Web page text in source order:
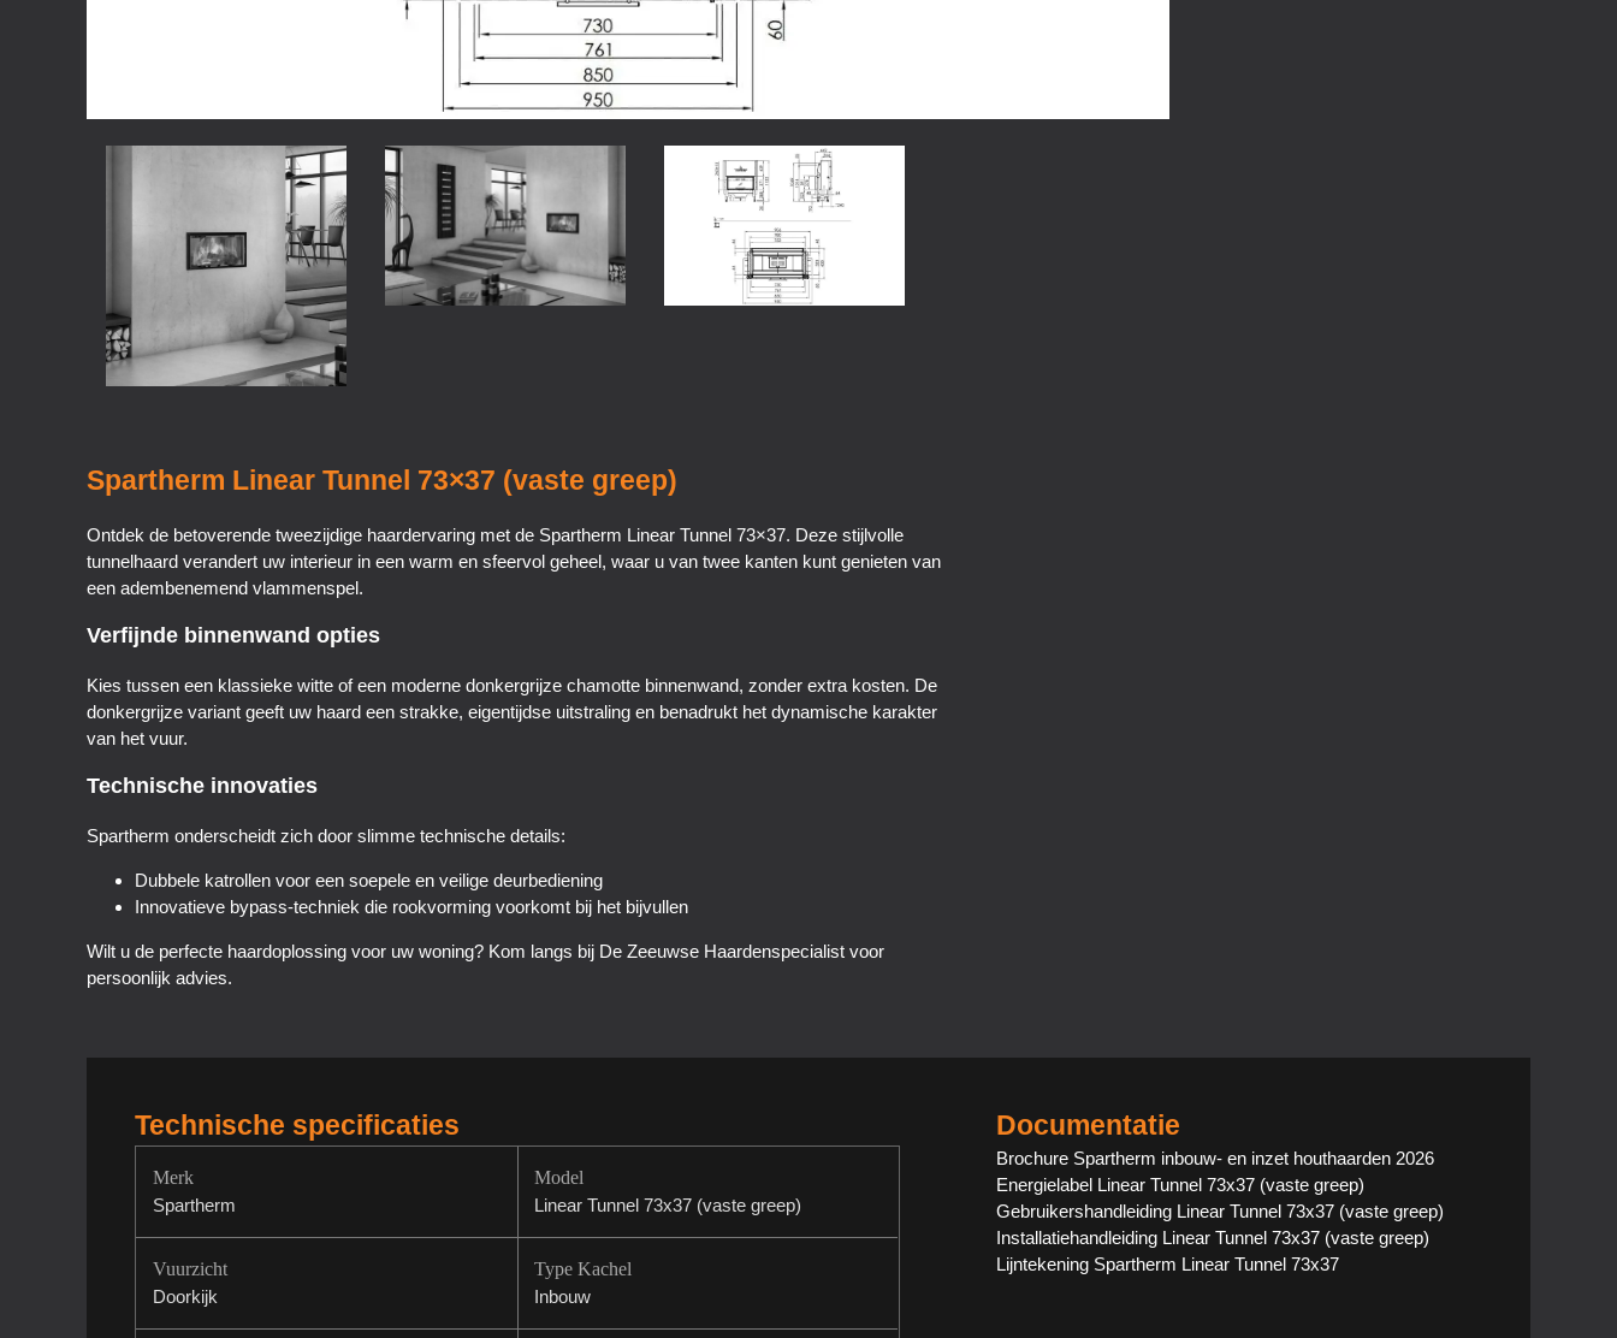
Spartherm Linear Tunnel 73×37 (vaste greep)
Ontdek de betoverende tweezijdige haardervaring met de Spartherm Linear Tunnel 73×37. Deze stijlvolle
tunnelhaard verandert uw interieur in een warm en sfeervol geheel, waar u van twee kanten kunt genieten van
een adembenemend vlammenspel.
Verfijnde binnenwand opties
Kies tussen een klassieke witte of een moderne donkergrijze chamotte binnenwand, zonder extra kosten. De
donkergrijze variant geeft uw haard een strakke, eigentijdse uitstraling en benadrukt het dynamische karakter
van het vuur.
Technische innovaties
Spartherm onderscheidt zich door slimme technische details:
Dubbele katrollen voor een soepele en veilige deurbediening
Innovatieve bypass-techniek die rookvorming voorkomt bij het bijvullen
Wilt u de perfecte haardoplossing voor uw woning? Kom langs bij De Zeeuwse Haardenspecialist voor
persoonlijk advies.
Technische specificaties
Merk
Spartherm
Model
Linear Tunnel 73x37 (vaste greep)
Vuurzicht
Doorkijk
Type Kachel
Inbouw
Documentatie
Brochure Spartherm inbouw- en inzet houthaarden 2026
Energielabel Linear Tunnel 73x37 (vaste greep)
Gebruikershandleiding Linear Tunnel 73x37 (vaste greep)
Installatiehandleiding Linear Tunnel 73x37 (vaste greep)
Lijntekening Spartherm Linear Tunnel 73x37